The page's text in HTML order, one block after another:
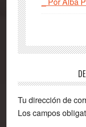
con
los
lectores
Tu dirección de
Los campos